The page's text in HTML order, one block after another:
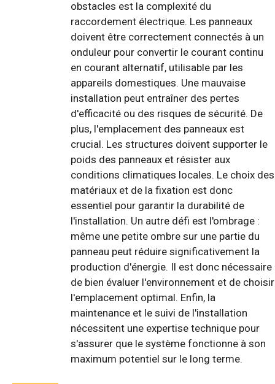
obstacles est la complexité du
raccordement électrique. Les panneaux
doivent être correctement connectés à un
onduleur pour convertir le courant continu
en courant alternatif, utilisable par les
appareils domestiques. Une mauvaise
installation peut entraîner des pertes
d'efficacité ou des risques de sécurité. De
plus, l'emplacement des panneaux est
crucial. Les structures doivent supporter le
poids des panneaux et résister aux
conditions climatiques locales. Le choix des
matériaux et de la fixation est donc
essentiel pour garantir la durabilité de
l'installation. Un autre défi est l'ombrage :
même une petite ombre sur une partie du
panneau peut réduire significativement la
production d'énergie. Il est donc nécessaire
de bien évaluer l'environnement et de choisir
l'emplacement optimal. Enfin, la
maintenance et le suivi de l'installation
nécessitent une expertise technique pour
s'assurer que le système fonctionne à son
maximum potentiel sur le long terme.